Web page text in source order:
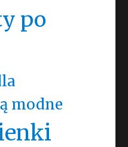
po
modne